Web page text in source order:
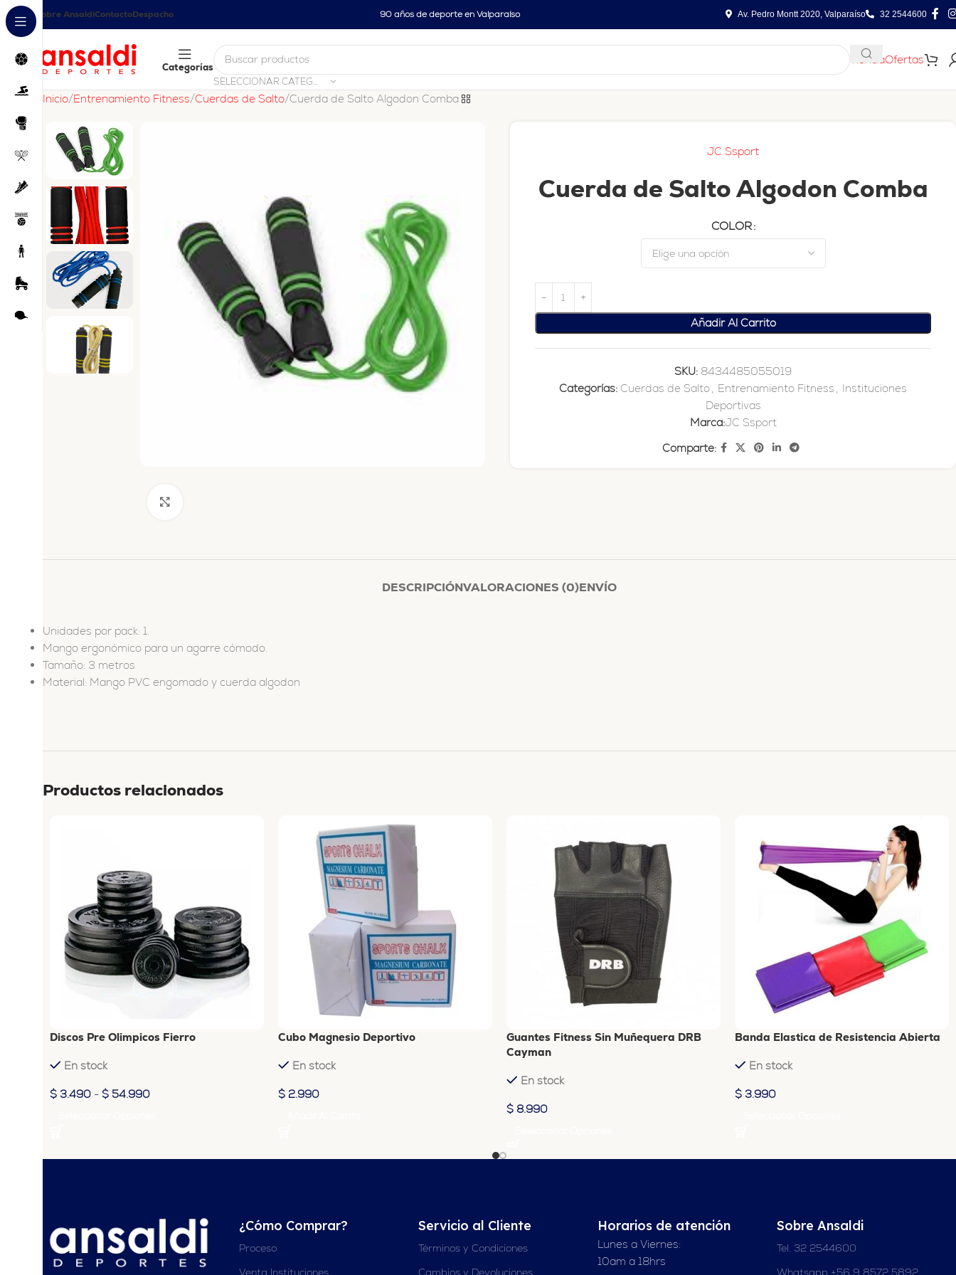
Sobre AnsaldiContactoDespacho 90 años de deporte en Valparaíso Av. Pedro Montt 2020, Valparaíso 32 2544600
Categorías
SELECCIONAR CATEGORÍA
TiendaOfertas
Inicio Entrenamiento Fitness Cuerdas de Salto Cuerda de Salto Algodon Comba
JC Ssport
Cuerda de Salto Algodon Comba
COLOR
Añadir Al Carrito
SKU: 8434485055019
Categorías: Cuerdas de Salto, Entrenamiento Fitness , Instituciones
Deportivas
Marca:JC Ssport
Comparte:
DESCRIPCIÓNVALORACIONES (0)ENVÍO
Unidades por pack: 1.
Mango ergonómico para un agarre cómodo.
Tamaño: 3 metros
Material: Mango PVC engomado y cuerda algodon
Productos relacionados
Discos Pre Olimpicos Fierro
En stock
$ 3.490 - $ 54.990
Cubo Magnesio Deportivo
En stock
$ 2.990
Guantes Fitness Sin Muñequera DRB
Cayman
En stock
$ 8.990
Banda Elastica de Resistencia Abierta
En stock
$ 3.990
¿Cómo Comprar?
Proceso
Venta Instituciones
Servicio al Cliente
Términos y Condiciones
Cambios y Devoluciones
Horarios de atención
Lunes a Viernes:
10am a 18hrs
Sobre Ansaldi
Tel. 32 2544600
Whatsapp +56 9 8572 5892